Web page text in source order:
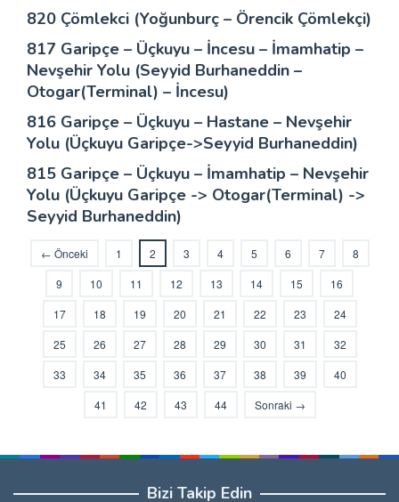
820 Çömlekci (Yoğunburç – Örencik Çömlekçi)
817 Garipçe – Üçkuyu – İncesu – İmamhatip –
Nevşehir Yolu (Seyyid Burhaneddin –
Otogar(Terminal) – İncesu)
816 Garipçe – Üçkuyu – Hastane – Nevşehir
Yolu (Üçkuyu Garipçe->Seyyid Burhaneddin)
815 Garipçe – Üçkuyu – İmamhatip – Nevşehir
Yolu (Üçkuyu Garipçe -> Otogar(Terminal) ->
Seyyid Burhaneddin)
← Önceki 1 2 3 4 5 6 7
8
9
10 11 12 13 14 15
16
17
18 19 20 21 22 23
24
25
26 27 28 29 30 31
32
33
34 35 36 37 38 39
40
41
42 43 44 Sonraki →
Bizi Takip Edin